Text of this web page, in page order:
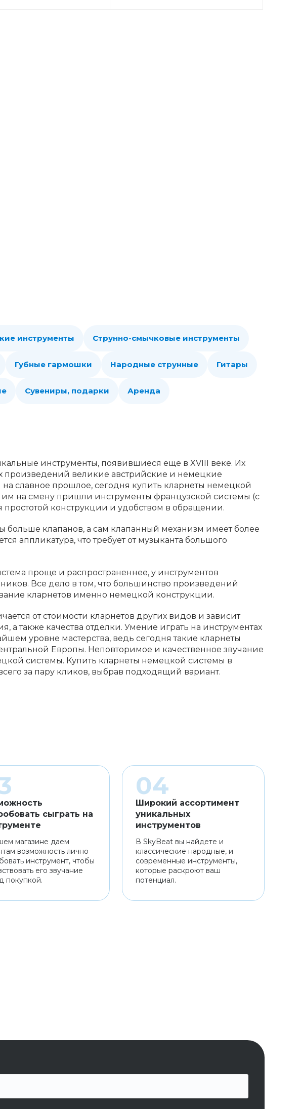
инструменты Струнно-смычковые инструменты
Губные гармошки Народные струнные Гитары
Сувениры, подарки Аренда
инструменты, появившиеся еще в XVIII веке. Их
произведений великие австрийские и немецкие
славное прошлое, сегодня купить кларнеты немецкой
им на смену пришли инструменты французской системы (с
конструкции и удобством в обращении.
больше клапанов, а сам клапанный механизм имеет более
аппликатура, что требует от музыканта большого
проще и распространеннее, у инструментов
Все дело в том, что большинство произведений
кларнетов именно немецкой конструкции.
от стоимости кларнетов других видов и зависит
а также качества отделки. Умение играть на инструментах
уровне мастерства, ведь сегодня такие кларнеты
Европы. Неповторимое и качественное звучание
системы. Купить кларнеты немецкой системы в
за пару кликов, выбрав подходящий вариант.
сыграть на
магазине даем
возможность лично
инструмент, чтобы
его звучание
покупкой.
Широкий ассортимент
уникальных
инструментов
В SkyBeat вы найдете и
классические народные, и
современные инструменты,
которые раскроют ваш
потенциал.